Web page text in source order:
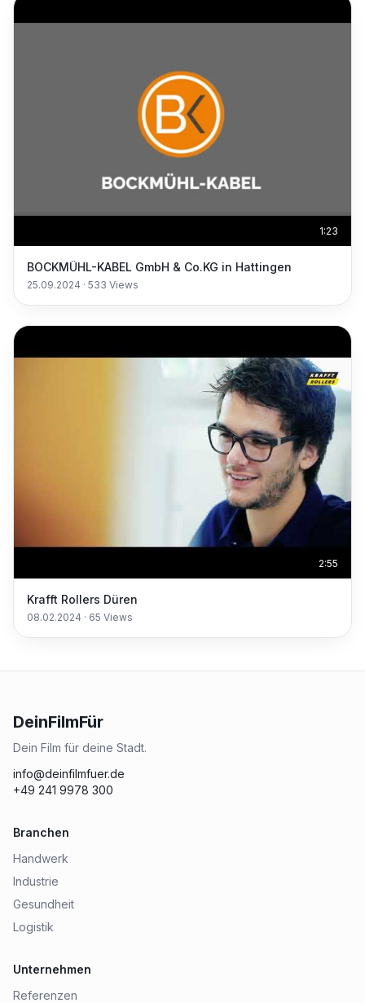
1:23
BOCKMÜHL-KABEL GmbH & Co.KG in Hattingen
25.09.2024 · 533 Views
2:55
Krafft Rollers Düren
08.02.2024 · 65 Views
DeinFilmFür
Dein Film für deine Stadt.
info@deinfilmfuer.de
+49 241 9978 300
Branchen
Handwerk
Industrie
Gesundheit
Logistik
Unternehmen
Referenzen